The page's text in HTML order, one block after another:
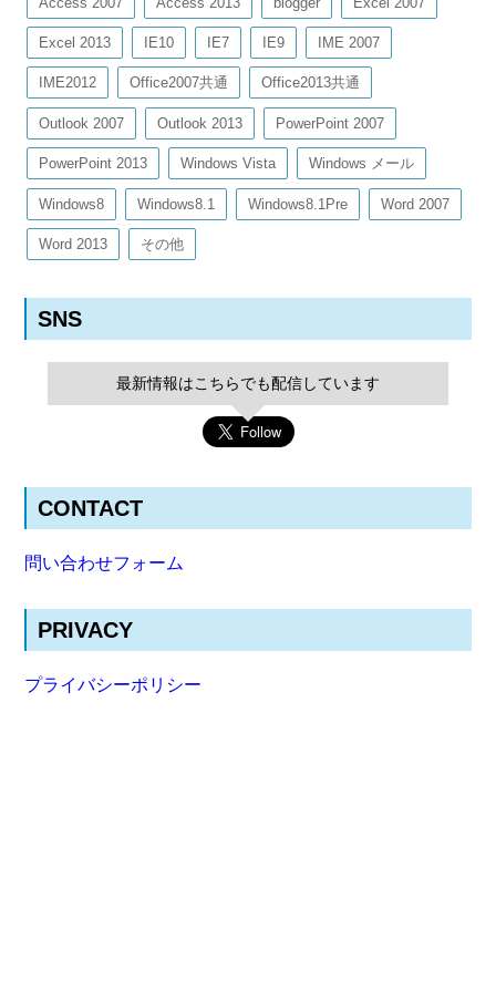
Excel 2013 IE10 IE7 IE9 IME 2007
IME2012 Office2007共通 Office2013共通
Outlook 2007 Outlook 2013 PowerPoint 2007
PowerPoint 2013 Windows Vista Windows メール
Windows8 Windows8.1 Windows8.1Pre Word 2007
Word 2013 その他
SNS
最新情報はこちらでも配信しています
CONTACT
問い合わせフォーム
PRIVACY
プライバシーポリシー